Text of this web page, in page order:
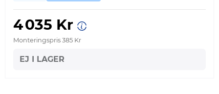
4 035 Kr
Monteringspris 385 Kr
EJ I LAGER